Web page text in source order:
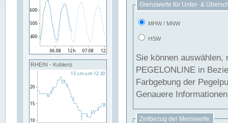
RHEIN - Koblenz
Grenzwerte für Unter- &
MHW / MNW
HSW
Sie können
PEGELONLINE in Beziehung
Farbgebung der
Genauere
Zeitbezug der Messwerte: